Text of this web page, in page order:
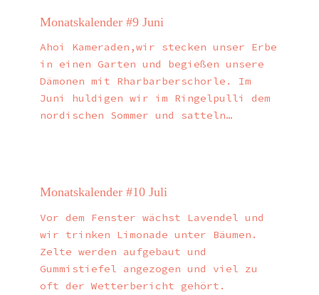
Monatskalender #9 Juni
Ahoi Kameraden,wir stecken unser Erbe
in einen Garten und begießen unsere
Dämonen mit Rharbarberschorle. Im
Juni huldigen wir im Ringelpulli dem
nordischen Sommer und satteln…
Monatskalender #10 Juli
Vor dem Fenster wächst Lavendel und
wir trinken Limonade unter Bäumen.
Zelte werden aufgebaut und
Gummistiefel angezogen und viel zu
oft der Wetterbericht gehört.